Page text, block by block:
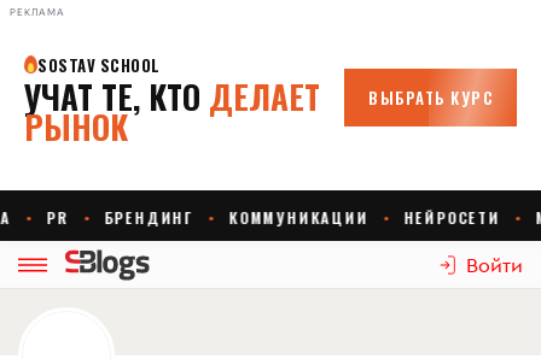
РЕКЛАМА
Войти